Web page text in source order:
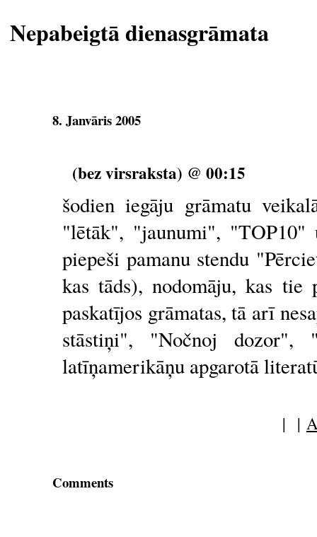
Nepabeigtā dienasgrāmata
8. Janvāris 2005
(bez virsraksta) @ 00:15
šodien iegāju grāmatu
"lētāk", "jaunumi",
piepeši pamanu stendu
kas tāds), nodomāju, kas tie
paskatījos grāmatas, tā arī
stāstiņi", "Nočnoj dozor",
latīņamerikāņu apgarotā
| |
Comments